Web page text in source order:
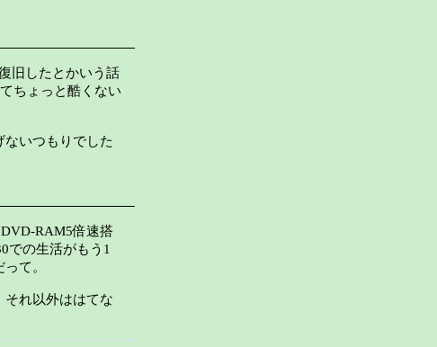
旧したとかいう話
ちょっと酷くない
いつもりでした
RAM5倍速搭
での生活がもう1
て。
れ以外ははてな